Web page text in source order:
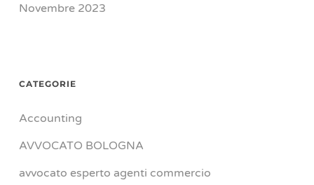
Novembre 2023
CATEGORIE
Accounting
AVVOCATO BOLOGNA
avvocato esperto agenti commercio